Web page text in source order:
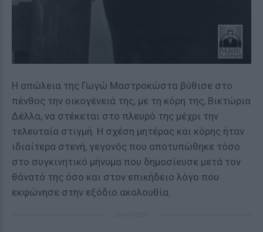
Η απώλεια της Γωγώ Μαστροκώστα βύθισε στο
πένθος την οικογένειά της, με τη κόρη της, Βικτώρια
Δέλλα, να στέκεται στο πλευρό της μέχρι την
τελευταία στιγμή. Η σχέση μητέρας και κόρης ήταν
ιδιαίτερα στενή, γεγονός που αποτυπώθηκε τόσο
στο συγκινητικό μήνυμα που δημοσίευσε μετά τον
θάνατό της όσο και στον επικήδειο λόγο που
εκφώνησε στην εξόδιο ακολουθία.